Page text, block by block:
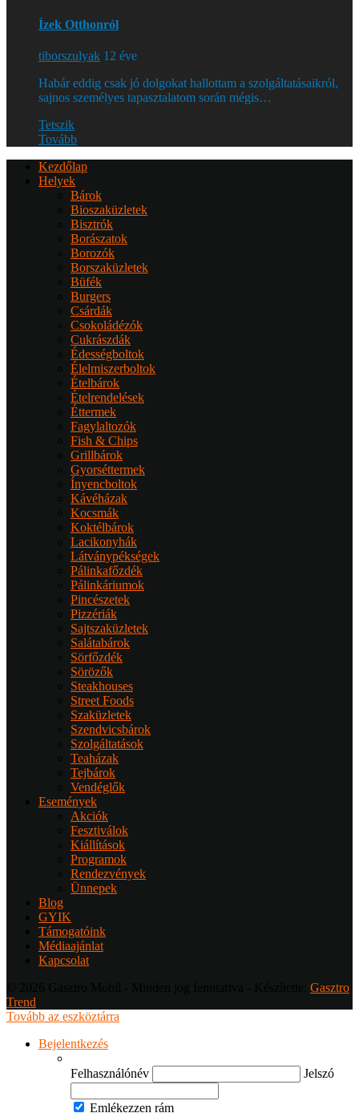
Ízek Otthonról
tiborszulyak 12 éve
Habár eddig csak jó dolgokat hallottam a szolgáltatásaikról,
sajnos személyes tapasztalatom során mégis…
Tetszik
Tovább
Kezdőlap
Helyek
Bárok
Bioszaküzletek
Bisztrók
Borászatok
Borozók
Borszaküzletek
Büfék
Burgers
Csárdák
Csokoládézók
Cukrászdák
Édességboltok
Élelmiszerboltok
Ételbárok
Ételrendelések
Éttermek
Fagylaltozók
Fish & Chips
Grillbárok
Gyorséttermek
Ínyencboltok
Kávéházak
Kocsmák
Koktélbárok
Lacikonyhák
Látványpékségek
Pálinkafőzdék
Pálinkáriumok
Pincészetek
Pizzériák
Sajtszaküzletek
Salátabárok
Sörfőzdék
Sörözők
Steakhouses
Street Foods
Szaküzletek
Szendvicsbárok
Szolgáltatások
Teaházak
Tejbárok
Vendéglők
Események
Akciók
Fesztiválok
Kiállítások
Programok
Rendezvények
Ünnepek
Blog
GYIK
Támogatóink
Médiaajánlat
Kapcsolat
Gasztro
Trend
Tovább az eszköztárra
Bejelentkezés
Felhasználónév Jelszó
Emlékezzen rám